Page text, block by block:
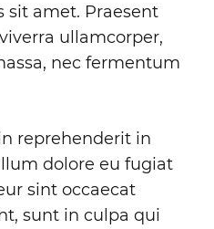
amet. Praesent
ullamcorper,
nec fermentum
reprehenderit in
dolore eu fugiat
sint occaecat
sunt in culpa qui